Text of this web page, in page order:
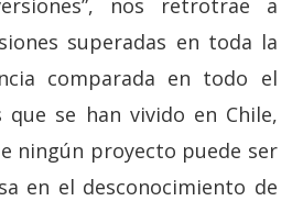
nos retrotrae a
superadas en toda la
comparada en todo el
que se han vivido en Chile,
ningún proyecto puede ser
en el desconocimiento de